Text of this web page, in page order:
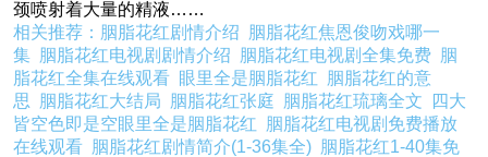
颈喷射着大量的精液……
相关推荐： 胭脂花红剧情介绍
胭脂花红焦恩俊吻戏哪一
集 胭脂花红电视剧剧情介绍 胭脂花红电视剧全集免费 胭
脂花红全集在线观看 眼里全是胭脂花红
胭脂花红的意
思
胭脂花红大结局 胭脂花红张庭 胭脂花红琉璃全文
四大
皆空色即是空眼里全是胭脂花红
胭脂花红电视剧免费播放
在线观看 胭脂花红剧情简介(1-36集全) 胭脂花红1-40集免